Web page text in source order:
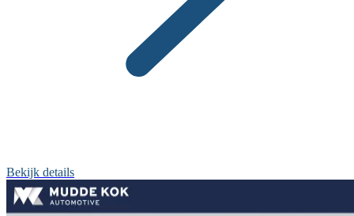
Bekijk details